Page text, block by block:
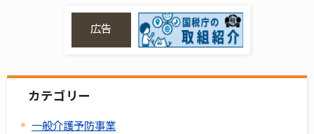
広告
カテゴリー
一般介護予防事業